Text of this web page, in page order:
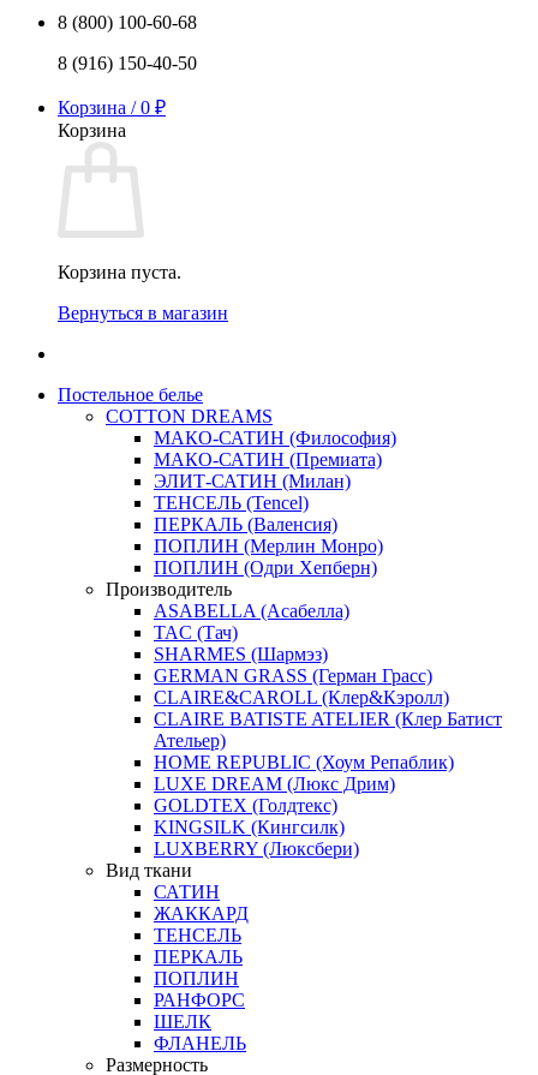
8 (800) 100-60-68
8 (916) 150-40-50
Корзина /0 ₽
Корзина
Корзина пуста.
Вернуться в магазин
Постельное белье
COTTON DREAMS
МАКО-САТИН (Философия)
МАКО-САТИН (Премиата)
ЭЛИТ-САТИН (Милан)
ТЕНСЕЛЬ (Tencel)
ПЕРКАЛЬ (Валенсия)
ПОПЛИН (Мерлин Монро)
ПОПЛИН (Одри Хепберн)
Производитель
ASABELLA (Асабелла)
TAC (Тач)
SHARMES (Шармэз)
GERMAN GRASS (Герман Грасс)
CLAIRE&CAROLL (Клер&Кэролл)
CLAIRE BATISTE ATELIER (Клер Батист
Ательер)
HOME REPUBLIC (Хоум Репаблик)
LUXE DREAM (Люкс Дрим)
GOLDTEX (Голдтекс)
KINGSILK (Кингсилк)
LUXBERRY (Люксбери)
Вид ткани
САТИН
ЖАККАРД
ТЕНСЕЛЬ
ПЕРКАЛЬ
ПОПЛИН
РАНФОРС
ШЕЛК
ФЛАНЕЛЬ
Размерность